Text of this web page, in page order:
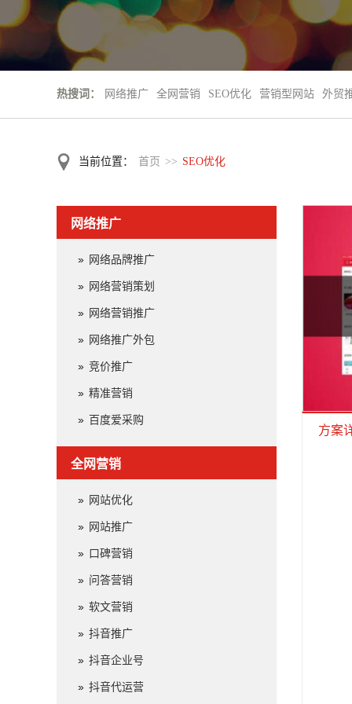
热搜词： 网络推广 全网营销 SEO优化 营销型网站 外贸
当前位置： 首页 >> SEO优化
网络推广
网络品牌推广
网络营销策划
网络营销推广
网络推广外包
竞价推广
精准营销
百度爱采购
全网营销
网站优化
网站推广
口碑营销
问答营销
软文营销
抖音推广
抖音企业号
抖音代运营
方案